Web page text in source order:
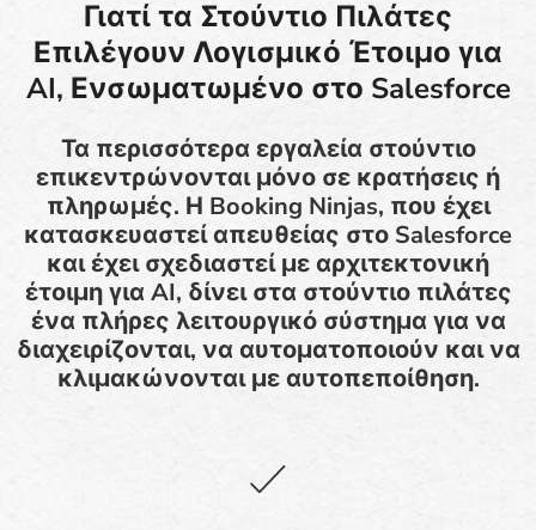
Γιατί τα Στούντιο Πιλάτες
Επιλέγουν Λογισμικό Έτοιμο για
AI, Ενσωματωμένο στο Salesforce
Τα περισσότερα εργαλεία στούντιο
επικεντρώνονται μόνο σε κρατήσεις ή
πληρωμές. Η Booking Ninjas, που έχει
κατασκευαστεί απευθείας στο Salesforce
και έχει σχεδιαστεί με αρχιτεκτονική
έτοιμη για AI, δίνει στα στούντιο πιλάτες
ένα πλήρες λειτουργικό σύστημα για να
διαχειρίζονται, να αυτοματοποιούν και να
κλιμακώνονται με αυτοπεποίθηση.